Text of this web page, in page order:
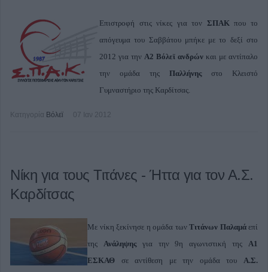
Επιστροφή στις νίκες για τον ΣΠΑΚπου το
απόγευμα του Σαββάτου μπήκε με το δεξί στο
2012 για την Α2 Βόλεϊ ανδρών και με αντίπαλο
την ομάδα της Παλλήνης στο Κλειστό
Γυμναστήριο της Καρδίτσας.
Κατηγορία Βόλεϊ 07 Ιαν 2012
Νίκη για τους Τιτάνες - Ήττα για τον Α.Σ.
Καρδίτσας
Με νίκη ξεκίνησε η ομάδα των Τιτάνων Παλαμάεπί
της Ανάληψης για την 9η αγωνιστική τηςΑ1
ΕΣΚΑΘ σε αντίθεση με την ομάδα τουΑ.Σ.